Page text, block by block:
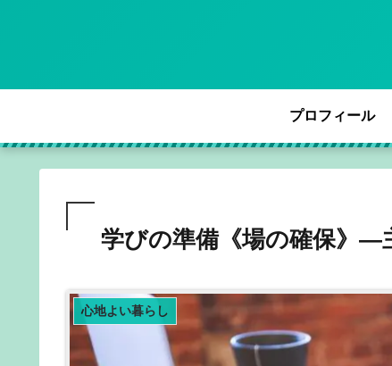
プロフィール
学びの準備《場の確保》―
心地よい暮らし